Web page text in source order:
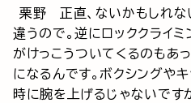
栗野 正直、ないかもしれな
違うので。逆にロッククライ
がけっこうついてくるのもあ
になるんです。ボクシングや
時に腕を上げるじゃないです